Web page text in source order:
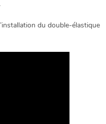
du double-élastique